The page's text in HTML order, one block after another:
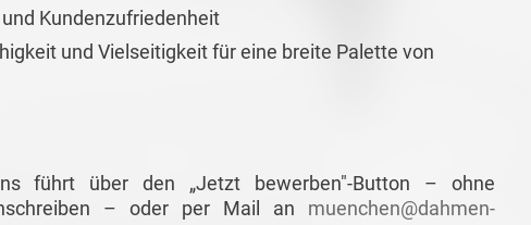
Kundenzufriedenheit
und Vielseitigkeit für eine breite Palette von
führt über den „Jetzt bewerben"-Button – ohne
– oder per Mail an muenchen@dahmen-